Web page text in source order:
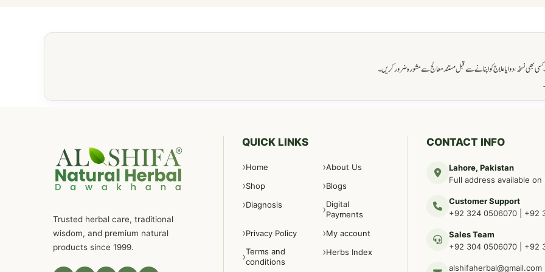
نسخہ، دوا یا علاج کو اپنانے سے قبل مستند معالج سے مشورہ ضرور کریں۔
Trusted herbal care, traditional
wisdom, and premium natural
products since 1999.
QUICK LINKS
Home
About Us
Shop
Blogs
Diagnosis
Digital
Payments
Privacy Policy
My account
Terms and
conditions
Herbs Index
CONTACT INFO
Lahore, Pakistan
Full address available
Customer Support
+92 324 0506070
+92
Sales Team
+92 304 0506070
+92
alshifaherbal@gmail.com